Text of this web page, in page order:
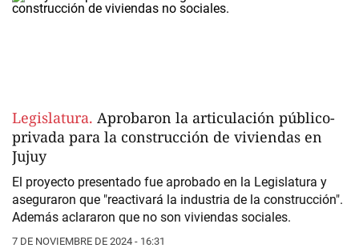
Legislatura. Aprobaron la articulación público-
privada para la construcción de viviendas en
Jujuy
El proyecto presentado fue aprobado en la Legislatura y
aseguraron que "reactivará la industria de la construcción".
Además aclararon que no son viviendas sociales.
7 DE NOVIEMBRE DE 2024 - 16:31